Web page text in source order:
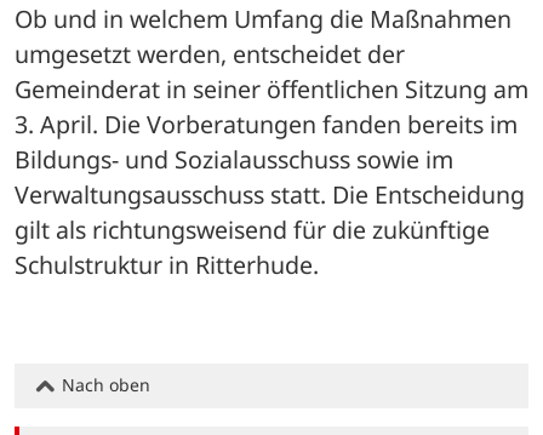
Ob und in welchem Umfang die Maßnahmen
umgesetzt werden, entscheidet der
Gemeinderat in seiner öffentlichen Sitzung am
3. April. Die Vorberatungen fanden bereits im
Bildungs- und Sozialausschuss sowie im
Verwaltungsausschuss statt. Die Entscheidung
gilt als richtungsweisend für die zukünftige
Schulstruktur in Ritterhude.
Nach oben